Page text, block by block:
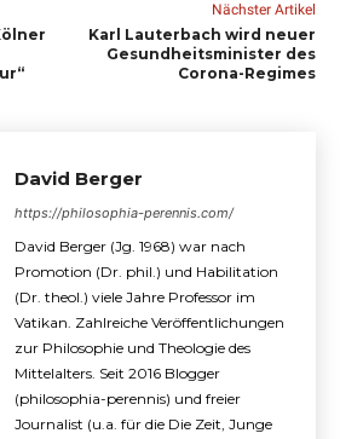
Nächster Artikel
Karl Lauterbach wird neuer
Gesundheitsminister des
Corona-Regimes
David Berger
https://philosophia-perennis.com/
David Berger (Jg. 1968) war nach
Promotion (Dr. phil.) und Habilitation
(Dr. theol.) viele Jahre Professor im
Vatikan. Zahlreiche Veröffentlichungen
zur Philosophie und Theologie des
Mittelalters. Seit 2016 Blogger
(philosophia-perennis) und freier
Journalist (u.a. für die Die Zeit, Junge